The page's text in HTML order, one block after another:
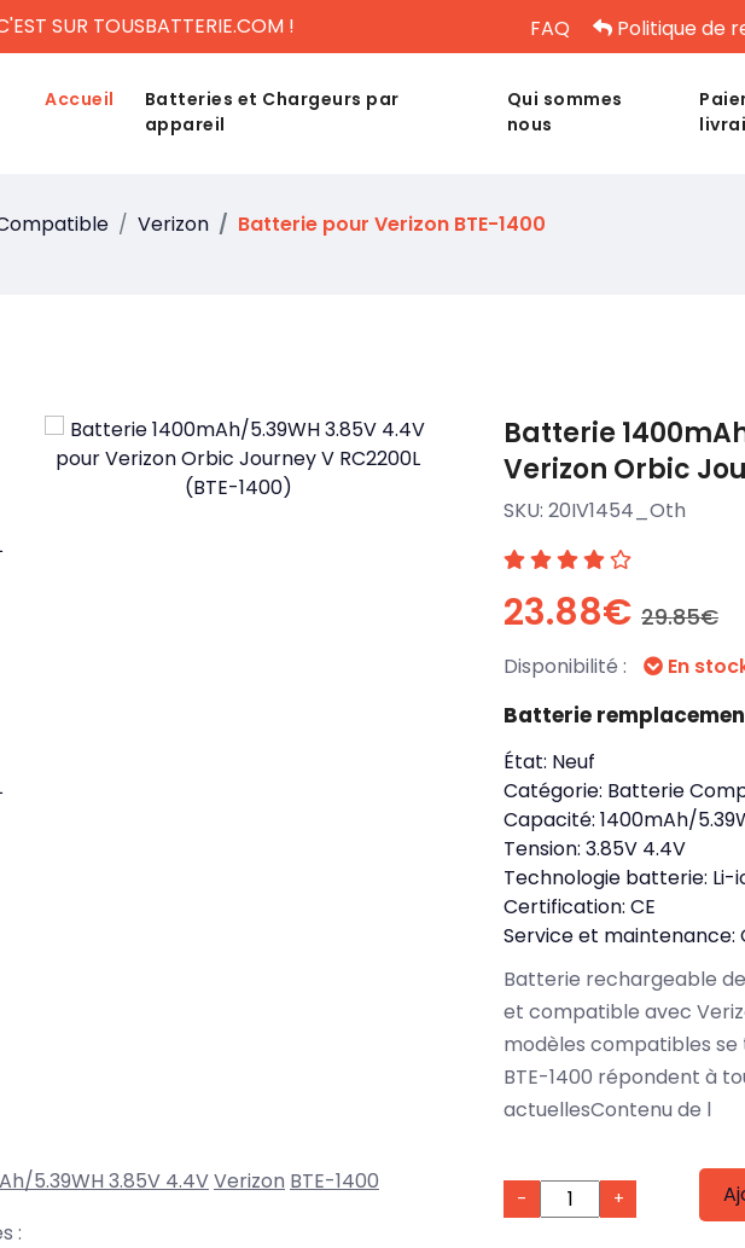
SUR TOUSBATTERIE.COM ! FAQ Politique de
Accueil
Batteries et Chargeurs par
appareil
Qui sommes
nous
Verizon Batterie pour Verizon BTE-1400
5.39WH 3.85V 4.4VVerizon BTE-1400
:
Batterie
Verizon Orbic
SKU: 20IV1454_Oth
23.88€ 29.85€
Disponibilité : En
Batterie
État: Neuf
Catégorie: Batterie
Capacité: 1400mAh/
Tension: 3.85V 4.4V
Technologie batterie: Li-
Certification: CE
Service et maintenance:
Batterie rechargeable
et compatible avec
modèles compatibles
BTE-1400 répondent à
actuellesContenu de l
- +